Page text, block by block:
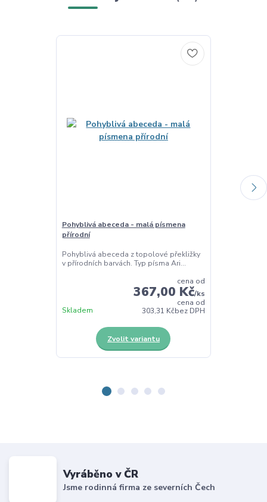
Pohyblivá abeceda - malá písmena
přírodní
Pohyblivá abeceda z topolové překližky
v přírodních barvách. Typ písma Ari...
cena od
367,00 Kč/ks
cena od
303,31 Kčbez DPH
Skladem
Zvolit variantu
Vyráběno v ČR
Jsme rodinná firma ze severních Čech